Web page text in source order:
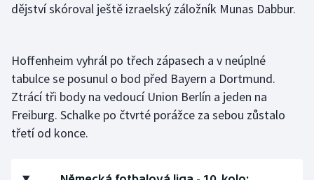
dějství skóroval ještě izraelský záložník Munas Dabbur.
Hoffenheim vyhrál po třech zápasech a v neúplné
tabulce se posunul o bod před Bayern a Dortmund.
Ztrácí tři body na vedoucí Union Berlín a jeden na
Freiburg. Schalke po čtvrté porážce za sebou zůstalo
třetí od konce.